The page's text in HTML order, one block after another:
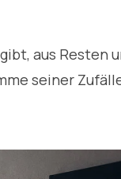
aus Resten
seiner